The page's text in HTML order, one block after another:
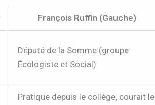
François Ruffin (Gauche)
Député de la Somme (groupe
Écologiste et Social)
Pratique depuis le collège, courait le